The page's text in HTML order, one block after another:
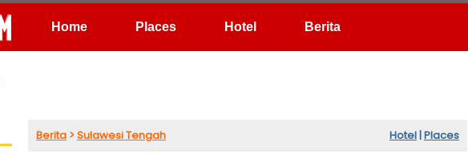
Home Places Hotel Berita
Berita >Sulawesi Tengah Hotel|Places